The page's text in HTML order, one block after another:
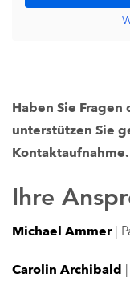
Haben Sie
unterstützen Sie
Kontaktaufnahme.
Ihre
Michael Ammer|
Carolin Archibald